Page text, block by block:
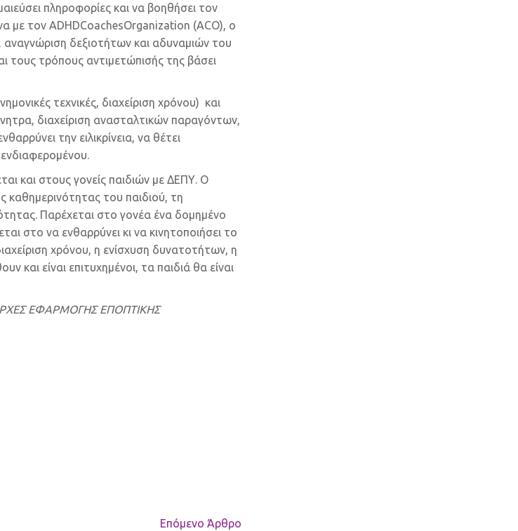
πληροφορίες και να βοηθήσει τον
με τον ADHDCoachesOrganization (ACO), ο
δεξιοτήτων και αδυναμιών του
τους τρόπους αντιμετώπισής της βάσει
τεχνικές, διαχείριση χρόνου) και
διαχείριση ανασταλτικών παραγόντων,
την ειλικρίνεια, να θέτει
ενδιαφερομένου.
και στους γονείς παιδιών με ΔΕΠΥ. Ο
καθημερινότητας του παιδιού, τη
Παρέχεται στο γονέα ένα δομημένο
στο να ενθαρρύνει κι να κινητοποιήσει το
χρόνου, η ενίσχυση δυνατοτήτων, η
και είναι επιτυχημένοι, τα παιδιά θα είναι
ΑΡΧΕΣ ΕΦΑΡΜΟΓΗΣ ΕΠΟΠΤΙΚΗΣ
Επόμενο Άρθρο